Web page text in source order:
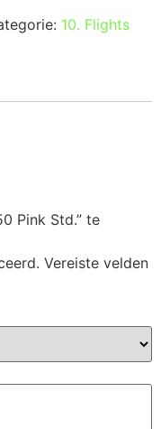
10. Flights
Pink Std.” te
Vereiste velden